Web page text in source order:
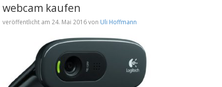
webcam kaufen
veröffentlicht am 24. Mai 2016 von Uli Hoffmann